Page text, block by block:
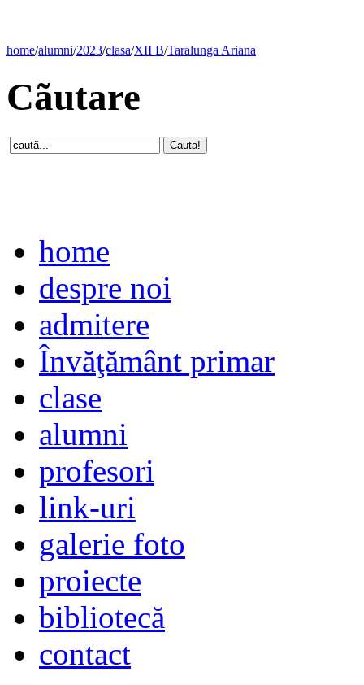
home/alumni/2023/clasa/XII B/Taralunga Ariana
Cãutare
home
despre noi
admitere
Învăţământ primar
clase
alumni
profesori
link-uri
galerie foto
proiecte
bibliotecă
contact